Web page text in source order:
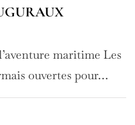
maritime Les
ouvertes pour…